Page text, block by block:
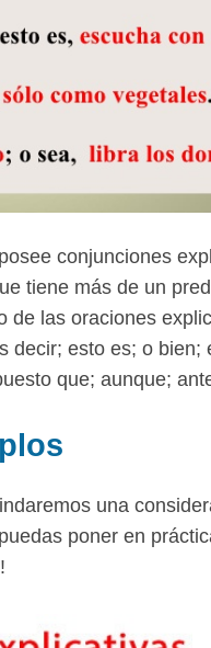
conjunciones
tiene más de un
de las oraciones
decir; esto es; o bien;
que; aunque;
una
poner en